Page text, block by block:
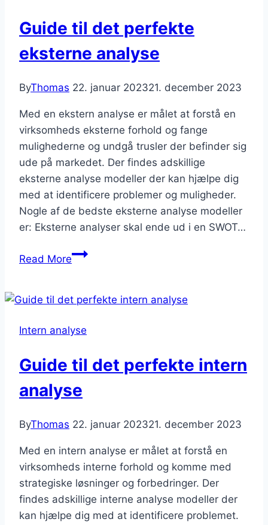
Guide til det perfekte
eksterne analyse
ByThomas 22. januar 202321. december 2023
Med en ekstern analyse er målet at forstå en
virksomheds eksterne forhold og fange
mulighederne og undgå trusler der befinder sig
ude på markedet. Der findes adskillige
eksterne analyse modeller der kan hjælpe dig
med at identificere problemer og muligheder.
Nogle af de bedste eksterne analyse modeller
er: Eksterne analyser skal ende ud i en SWOT…
Read MoreGuide
perfekte
analyse
Intern analyse
Guide til det perfekte intern
analyse
ByThomas 22. januar 202321. december 2023
Med en intern analyse er målet at forstå en
virksomheds interne forhold og komme med
strategiske løsninger og forbedringer. Der
findes adskillige interne analyse modeller der
kan hjælpe dig med at identificere problemet.